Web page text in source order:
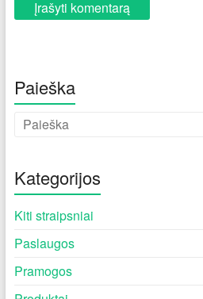
Paieška
Kategorijos
Kiti straipsniai
Paslaugos
Pramogos